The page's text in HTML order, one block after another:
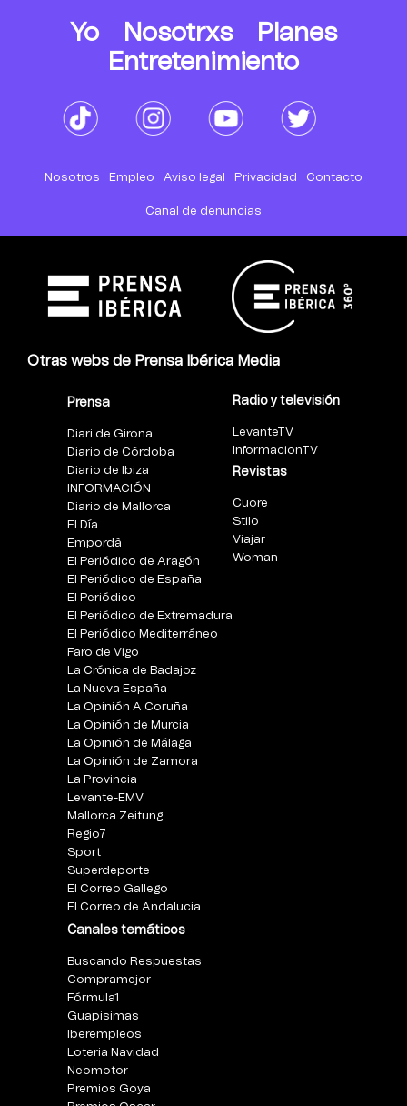
Yo Nosotrxs
Planes
Entretenimiento
Nosotros Empleo Aviso legal Privacidad Contacto
Canal de denuncias
Otras webs de Prensa Ibérica Media
Prensa
Diari de Girona
Diario de Córdoba
Diario de Ibiza
INFORMACIÓN
Diario de Mallorca
El Día
Empordà
El Periódico de Aragón
El Periódico de España
El Periódico
El Periódico de Extremadura
El Periódico Mediterráneo
Faro de Vigo
La Crónica de Badajoz
La Nueva España
La Opinión A Coruña
La Opinión de Murcia
La Opinión de Málaga
La Opinión de Zamora
La Provincia
Levante-EMV
Mallorca Zeitung
Regio7
Sport
Superdeporte
El Correo Gallego
El Correo de Andalucia
Canales temáticos
Buscando Respuestas
Compramejor
Fórmula1
Guapisimas
Iberempleos
Loteria Navidad
Neomotor
Premios Goya
Radio y televisión
LevanteTV
InformacionTV
Revistas
Cuore
Stilo
Viajar
Woman